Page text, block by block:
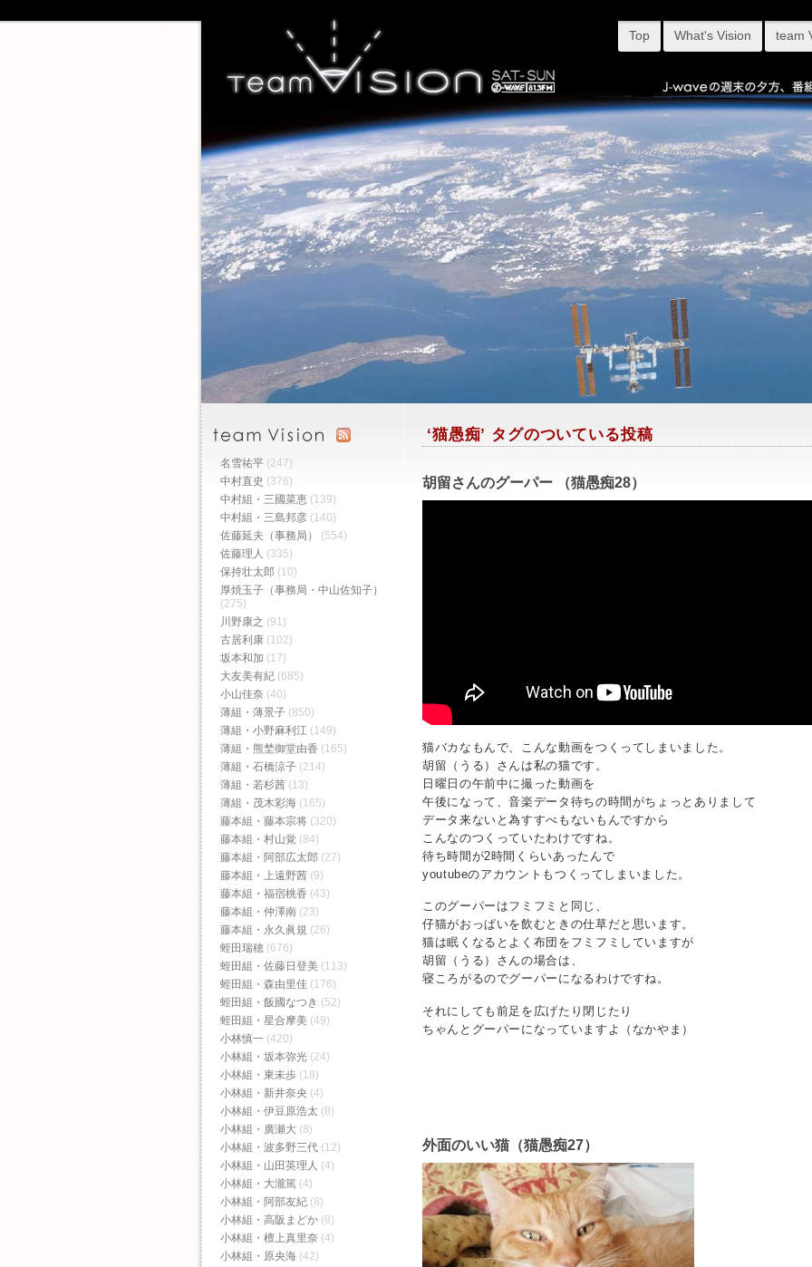
Top What's Vision team
‘猫愚痴’ タグのついている投稿
胡留さんのグーパー （猫愚痴28）
猫バカなもんで、こんな動画をつくってしまいました。
胡留（うる）さんは私の猫です。
日曜日の午前中に撮った動画を
午後になって、音楽データ待ちの時間がちょっとありまして
データ来ないと為すすべもないもんですから
こんなのつくっていたわけですね。
待ち時間が2時間くらいあったんで
youtubeのアカウントもつくってしまいました。
このグーパーはフミフミと同じ、
仔猫がおっぱいを飲むときの仕草だと思います。
猫は眠くなるとよく布団をフミフミしていますが
胡留（うる）さんの場合は、
寝ころがるのでグーパーになるわけですね。
それにしても前足を広げたり閉じたり
ちゃんとグーパーになっていますよ（なかやま）
外面のいい猫（猫愚痴27）
名雪祐平 (247)
中村直史 (376)
中村組・三國菜恵 (139)
中村組・三島邦彦 (140)
佐藤延夫（事務局）
(554)
佐藤理人 (335)
保持壮太郎 (10)
厚焼玉子（事務局・中山佐知子）
(275)
川野康之 (91)
古居利康 (102)
坂本和加 (17)
大友美有紀 (685)
小山佳奈 (40)
薄組・薄景子 (850)
薄組・小野麻利江 (149)
薄組・熊埜御堂由香 (165)
薄組・石橋涼子 (214)
薄組・若杉茜 (13)
薄組・茂木彩海 (165)
藤本組・藤本宗将 (320)
藤本組・村山覚 (84)
藤本組・阿部広太郎 (27)
藤本組・上遠野茜 (9)
藤本組・福宿桃香‬ (43)
藤本組・仲澤南 (23)
藤本組・永久眞規 (26)
蛭田瑞穂 (676)
蛭田組・佐藤日登美 (113)
蛭田組・森由里佳 (176)
蛭田組・飯國なつき (52)
蛭田組・星合摩美 (49)
小林慎一 (420)
小林組・坂本弥光 (24)
小林組・東未歩 (18)
小林組・新井奈央 (4)
小林組・伊豆原浩太 (8)
小林組・廣瀬大 (8)
小林組・波多野三代 (12)
小林組・山田英理人 (4)
小林組・大瀧篤 (4)
小林組・阿部友紀 (8)
小林組・高阪まどか (8)
小林組・檀上真里奈 (4)
小林組・原央海 (42)